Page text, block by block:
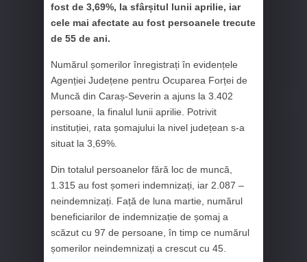
fost de 3,69%, la sfârșitul lunii aprilie, iar
cele mai afectate au fost persoanele trecute
de 55 de ani.
Numărul șomerilor înregistrați în evidențele
Agenției Județene pentru Ocuparea Forței de
Muncă din Caraș-Severin a ajuns la 3.402
persoane, la finalul lunii aprilie. Potrivit
instituției, rata șomajului la nivel județean s-a
situat la 3,69%.
Din totalul persoanelor fără loc de muncă,
1.315 au fost șomeri indemnizați, iar 2.087 –
neindemnizați. Față de luna martie, numărul
beneficiarilor de indemnizație de șomaj a
scăzut cu 97 de persoane, în timp ce numărul
șomerilor neindemnizați a crescut cu 45.